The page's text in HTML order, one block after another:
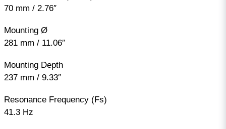
70 mm / 2.76″
Mounting Ø
281 mm / 11.06″
Mounting Depth
237 mm / 9.33″
Resonance Frequency (Fs)
41.3 Hz